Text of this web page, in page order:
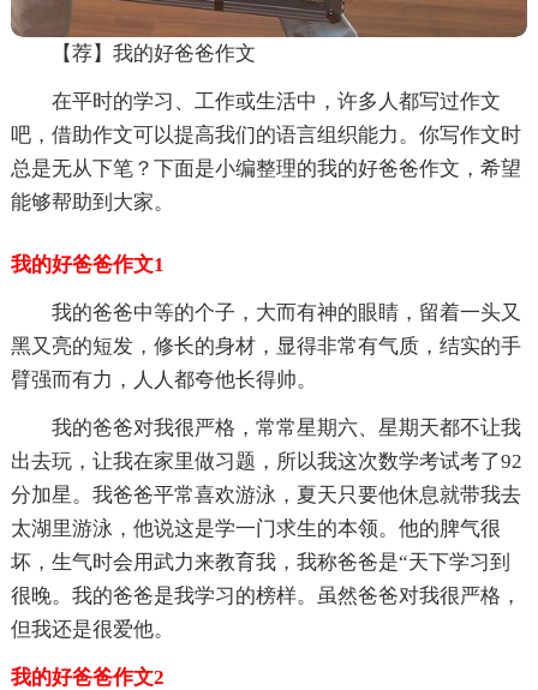
【荐】我的好爸爸作文
在平时的学习、工作或生活中，许多人都写过作文
吧，借助作文可以提高我们的语言组织能力。你写作文时
总是无从下笔？下面是小编整理的我的好爸爸作文，希望
能够帮助到大家。
我的好爸爸作文1
我的爸爸中等的个子，大而有神的眼睛，留着一头又
黑又亮的短发，修长的身材，显得非常有气质，结实的手
臂强而有力，人人都夸他长得帅。
我的爸爸对我很严格，常常星期六、星期天都不让我
出去玩，让我在家里做习题，所以我这次数学考试考了92
分加星。我爸爸平常喜欢游泳，夏天只要他休息就带我去
太湖里游泳，他说这是学一门求生的本领。他的脾气很
坏，生气时会用武力来教育我，我称爸爸是“天下学习到
很晚。我的爸爸是我学习的榜样。虽然爸爸对我很严格，
但我还是很爱他。
我的好爸爸作文2